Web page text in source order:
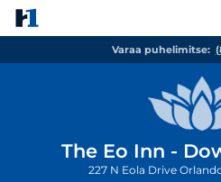
Varaa puhelimitse:
The Eo Inn -
227 N Eola Drive